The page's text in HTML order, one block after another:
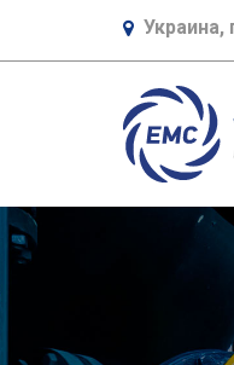
Украина,